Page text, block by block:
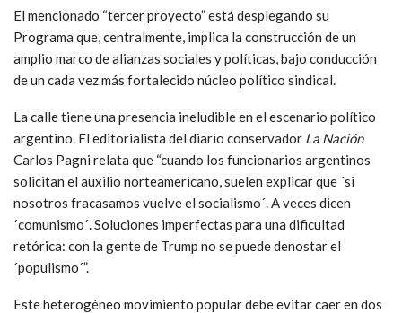
El mencionado “tercer proyecto” está desplegando su
Programa que, centralmente, implica la construcción de un
amplio marco de alianzas sociales y políticas, bajo conducción
de un cada vez más fortalecido núcleo político sindical.
La calle tiene una presencia ineludible en el escenario político
argentino. El editorialista del diario conservador La Nación
Carlos Pagni relata que “cuando los funcionarios argentinos
solicitan el auxilio norteamericano, suelen explicar que ´si
nosotros fracasamos vuelve el socialismo´. A veces dicen
´comunismo´. Soluciones imperfectas para una dificultad
retórica: con la gente de Trump no se puede denostar el
´populismo´”.
Este heterogéneo movimiento popular debe evitar caer en dos